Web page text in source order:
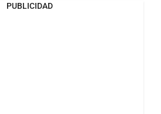
PUBLICIDAD